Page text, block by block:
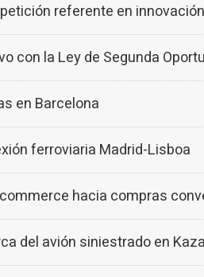
referente en
con la Ley de Segunda
en Barcelona
ferroviaria Madrid-Lisboa
hacia compras
del avión siniestrado en